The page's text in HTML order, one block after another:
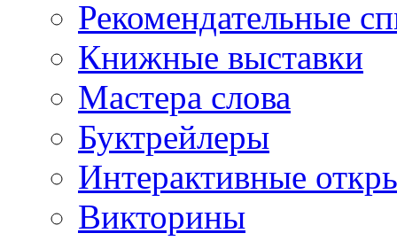
Рекомендательные
Книжные выставки
Мастера слова
Буктрейлеры
Интерактивные
Викторины